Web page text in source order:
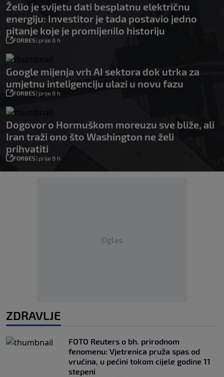
Želio je svijetu dati besplatnu električnu
energiju: Investitor je tada postavio jedno
pitanje koje je promijenilo historiju
FORBES| prije 8 h
Google mijenja vrh AI sektora dok utrka za
umjetnu inteligenciju ulazi u novu fazu
FORBES| prije 8 h
Dogovor o Hormuškom moreuzu sve bliže, ali
Iran traži ono što Washington ne želi
prihvatiti
FORBES| prije 8 h
Oglas
ZDRAVLJE
FOTO Reuters o bh. prirodnom
fenomenu: Vjetrenica pruža spas od
vrućina, u pećini tokom cijele godine 11
stepeni